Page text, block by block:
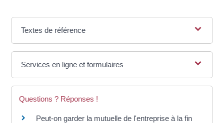
Textes de référence
Services en ligne et formulaires
Questions ? Réponses !
Peut-on garder la mutuelle de l'entreprise à la fin